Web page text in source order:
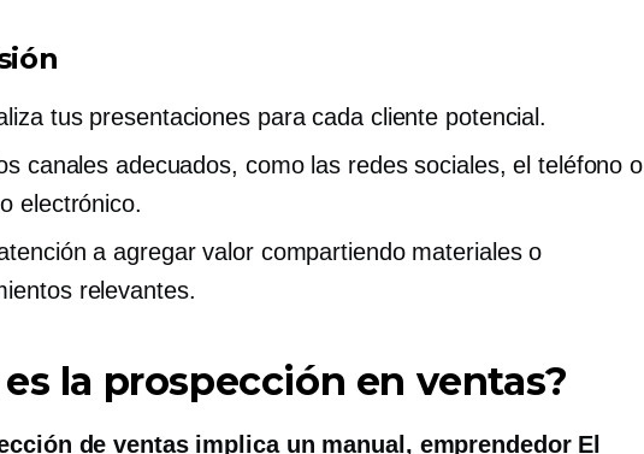
tus presentaciones para cada cliente potencial.
canales adecuados, como las redes sociales, el teléfono o
electrónico.
a agregar valor compartiendo materiales o
relevantes.
es la prospección en ventas?
de ventas implica un manual, emprendedorEl